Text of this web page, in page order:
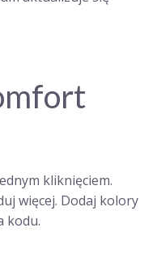
kliknięciem.
więcej. Dodaj kolory
kodu.